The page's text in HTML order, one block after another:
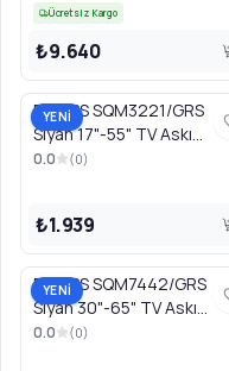
Ücretsiz Kargo
₺9.640
YENİ
PHILIPS SQM3221/GRS
Siyah 17"-55" TV Askı
Aparatı
0.0 (0)
₺1.939
YENİ
PHILIPS SQM7442/GRS
Siyah 30"-65" TV Askı
Aparatı
0.0 (0)